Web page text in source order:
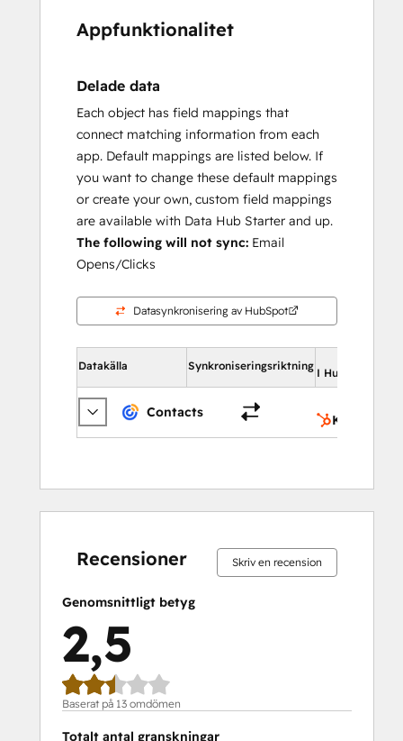
Appfunktionalitet
Delade data
Each object has field mappings that
connect matching information from each
app. Default mappings are listed below. If
you want to change these default mappings
or create your own, custom field mappings
are available with Data Hub Starter and up.
The following will not sync: Email
Opens/Clicks
Datasynkronisering av HubSpot
Datakälla Synkroniseringsriktning
I HubSpot
Contacts Kontakter
Recensioner Skriv en recension
Genomsnittligt betyg
2,5
Baserat på 13 omdömen
Totalt antal granskningar